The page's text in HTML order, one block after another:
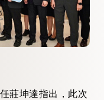
莊坤達指出，此次